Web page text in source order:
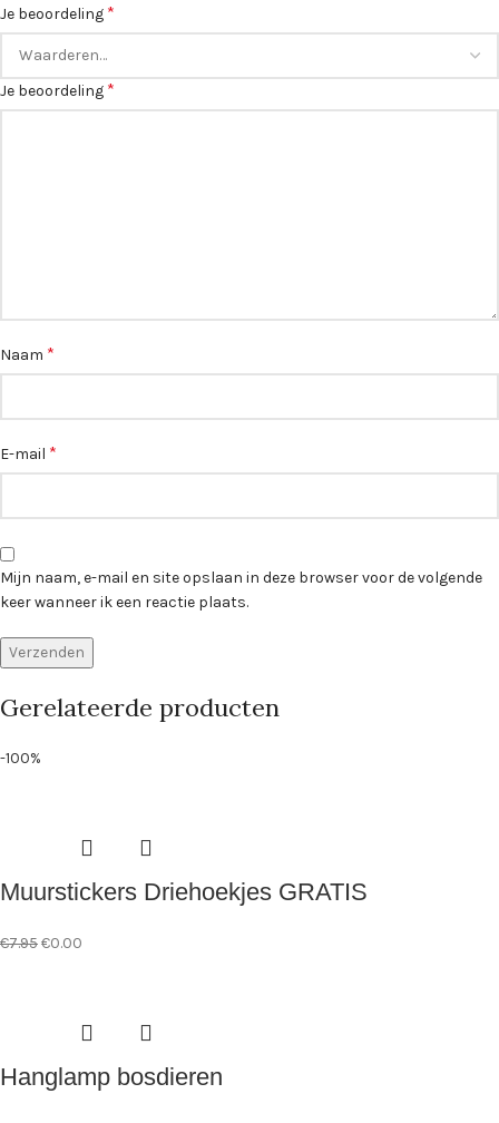
Je beoordeling *
Je beoordeling *
Naam *
E-mail *
Mijn naam, e-mail en site opslaan in deze browser voor de volgende
keer wanneer ik een reactie plaats.
Gerelateerde producten
-100%
Muurstickers Driehoekjes GRATIS
€7.95€0.00
Hanglamp bosdieren